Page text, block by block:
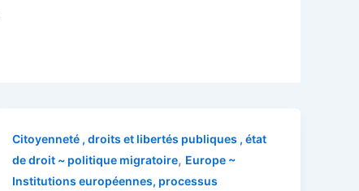
Citoyenneté , droits et libertés publiques , état
de droit ~ politique migratoire, Europe ~
Institutions européennes, processus